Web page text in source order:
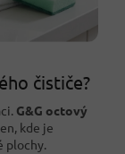
čističe?
G&G octový
kde je
plochy.